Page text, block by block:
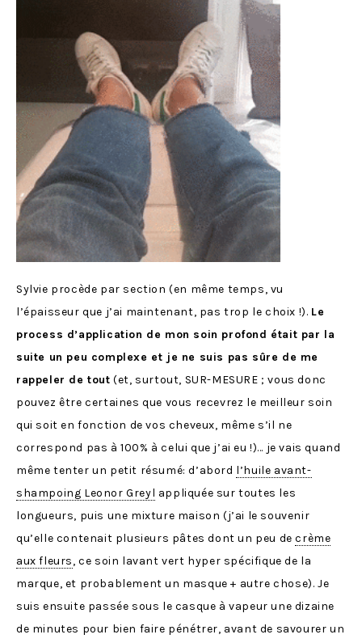
Sylvie procède par section (en même temps, vu
l’épaisseur que j’ai maintenant, pas trop le choix !). Le
process d’application de mon soin profond était par la
suite un peu complexe et je ne suis pas sûre de me
rappeler de tout (et, surtout, SUR-MESURE ; vous donc
pouvez être certaines que vous recevrez le meilleur soin
qui soit en fonction de vos cheveux, même s’il ne
correspond pas à 100% à celui que j’ai eu !)… je vais quand
même tenter un petit résumé: d’abord l’huile avant-
shampoing Leonor Greyl appliquée sur toutes les
longueurs, puis une mixture maison (j’ai le souvenir
qu’elle contenait plusieurs pâtes dont un peu decrème
aux fleurs, ce soin lavant vert hyper spécifique de la
marque, et probablement un masque + autre chose). Je
suis ensuite passée sous le casque à vapeur une dizaine
de minutes pour bien faire pénétrer, avant de savourer un